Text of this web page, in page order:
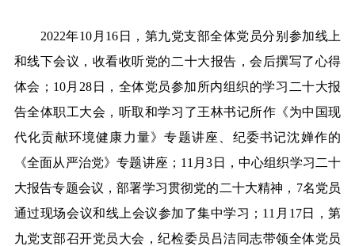
2022年10月16日，第九党支部全体党员分别参加线上
和线下会议，收看收听党的二十大报告，会后撰写了心得
体会；10月28日，全体党员参加所内组织的学习二十大报
告全体职工大会，听取和学习了王林书记所作《为中国现
代化贡献环境健康力量》专题讲座、纪委书记沈婵作的
《全面从严治党》专题讲座；11月3日，中心组织学习二十
大报告专题会议，部署学习贯彻党的二十大精神，7名党员
通过现场会议和线上会议参加了集中学习；11月17日，第
九党支部召开党员大会，纪检委员吕洁同志带领全体党员